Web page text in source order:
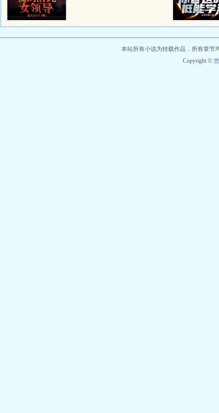
本站所有小说为转载作品，所有章节
Copyright ©